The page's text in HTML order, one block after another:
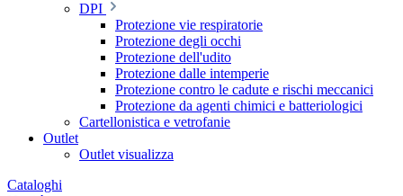
DPI
Protezione vie respiratorie
Protezione degli occhi
Protezione dell'udito
Protezione dalle intemperie
Protezione contro le cadute e rischi meccanici
Protezione da agenti chimici e batteriologici
Cartellonistica e vetrofanie
Outlet
Outlet visualizza
Cataloghi